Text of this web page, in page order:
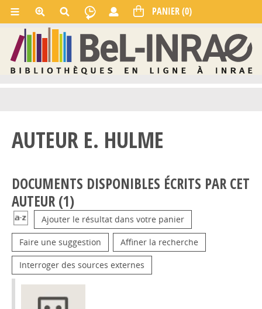
AUTEUR E. HULME
DOCUMENTS DISPONIBLES ÉCRITS PAR CET
AUTEUR (1)
Ajouter le résultat dans votre panier
Faire une suggestion Affiner la recherche
Interroger des sources externes